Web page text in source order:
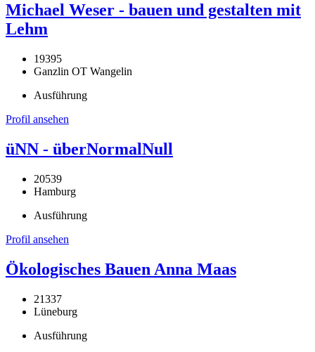
Michael Weser - bauen und gestalten mit
Lehm
19395
Ganzlin OT Wangelin
Ausführung
Profil ansehen
üNN - überNormalNull
20539
Hamburg
Ausführung
Profil ansehen
Ökologisches Bauen Anna Maas
21337
Lüneburg
Ausführung